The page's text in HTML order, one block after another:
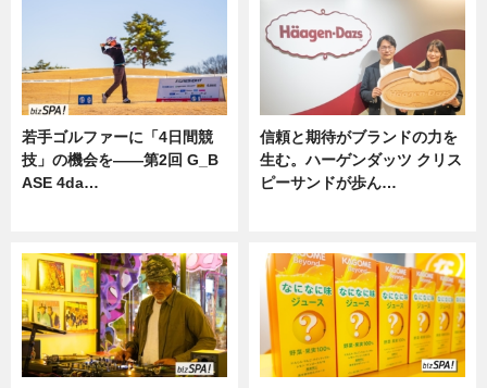
若手ゴルファーに「4日間競
技」の機会を——第2回 G_B
ASE 4da…
信頼と期待がブランドの力を
生む。ハーゲンダッツ クリス
ピーサンドが歩ん…